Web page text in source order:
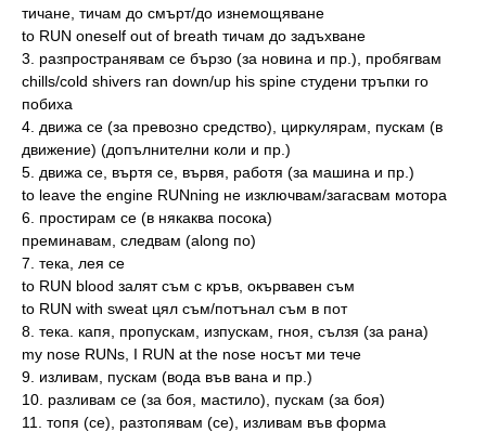
тичане, тичам до смърт/до изнемощяване
to RUN oneself out of breath тичам до задъхване
3. разпространявам се бързо (за новина и пр.), пробягвам
chills/cold shivers ran down/up his spine студени тръпки го
побиха
4. движа се (за превозно средство), циркулярам, пускам (в
движение) (допълнителни коли и пр.)
5. движа се, въртя се, вървя, работя (за машина и пр.)
to leave the engine RUNning не изключвам/загасвам мотора
6. простирам се (в някаква посока)
преминавам, следвам (along по)
7. тека, лея се
to RUN blood залят съм с кръв, окървавен съм
to RUN with sweat цял съм/потънал съм в пот
8. тека. капя, пропускам, изпускам, гноя, сълзя (за рана)
my nose RUNs, I RUN at the nose носът ми тече
9. изливам, пускам (вода във вана и пр.)
10. разливам се (за боя, мастило), пускам (за боя)
11. топя (се), разтопявам (се), изливам във форма